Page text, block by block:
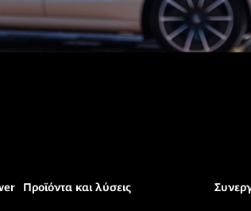
Προϊόντα και λύσεις